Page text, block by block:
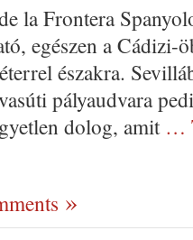
la Frontera
egészen a
északra.
pályaudvara
dolog, amit …